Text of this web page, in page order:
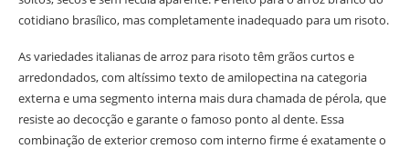
cotidiano brasílico, mas completamente inadequado para um risoto.
As variedades italianas de arroz para risoto têm grãos curtos e
arredondados, com altíssimo texto de amilopectina na categoria
externa e uma segmento interna mais dura chamada de pérola, que
resiste ao decocção e garante o famoso ponto al dente. Essa
combinação de exterior cremoso com interno firme é exatamente o